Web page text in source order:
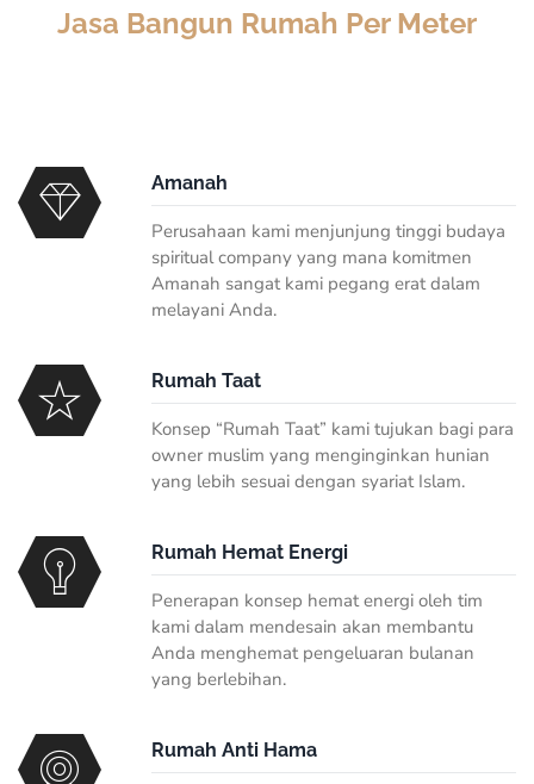
Jasa Bangun Rumah Per Meter
Amanah
Perusahaan kami menjunjung tinggi budaya
spiritual company yang mana komitmen
Amanah sangat kami pegang erat dalam
melayani Anda.
Rumah Taat
Konsep “Rumah Taat” kami tujukan bagi para
owner muslim yang menginginkan hunian
yang lebih sesuai dengan syariat Islam.
Rumah Hemat Energi
Penerapan konsep hemat energi oleh tim
kami dalam mendesain akan membantu
Anda menghemat pengeluaran bulanan
yang berlebihan.
Rumah Anti Hama